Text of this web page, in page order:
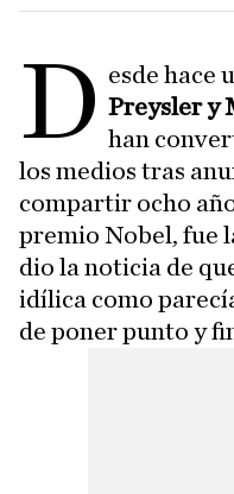
D esde hace
Preysler y
han
los medios tras
compartir ocho
premio Nobel, fue
dio la noticia de
idílica como
de poner punto y